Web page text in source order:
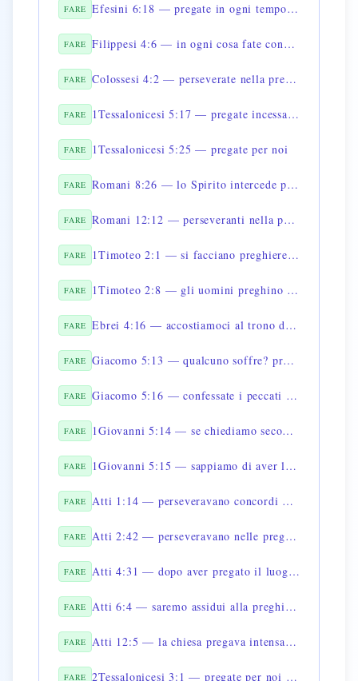
FARE Efesini 6:18 — pregate in ogni tempo nello Spirito
FARE Filippesi 4:6 — in ogni cosa fate conoscere a Dio le vostre richieste
FARE Colossesi 4:2 — perseverate nella preghiera
FARE 1Tessalonicesi 5:17 — pregate incessantemente
FARE 1Tessalonicesi 5:25 — pregate per noi
FARE Romani 8:26 — lo Spirito intercede per noi
FARE Romani 12:12 — perseveranti nella preghiera
FARE 1Timoteo 2:1 — si facciano preghiere per tutti gli uomini
FARE 1Timoteo 2:8 — gli uomini preghino in ogni luogo
FARE Ebrei 4:16 — accostiamoci al trono della grazia
FARE Giacomo 5:13 — qualcuno soffre? preghi
FARE Giacomo 5:16 — confessate i peccati e pregate
FARE 1Giovanni 5:14 — se chiediamo secondo la sua volontà ci esaudisce
FARE 1Giovanni 5:15 — sappiamo di aver le cose chieste
FARE Atti 1:14 — perseveravano concordi nella preghiera
FARE Atti 2:42 — perseveravano nelle preghiere
FARE Atti 4:31 — dopo aver pregato il luogo fu scosso
FARE Atti 6:4 — saremo assidui alla preghiera
FARE Atti 12:5 — la chiesa pregava intensamente per lui
FARE 2Tessalonicesi 3:1 — pregate per noi affinché la parola corra